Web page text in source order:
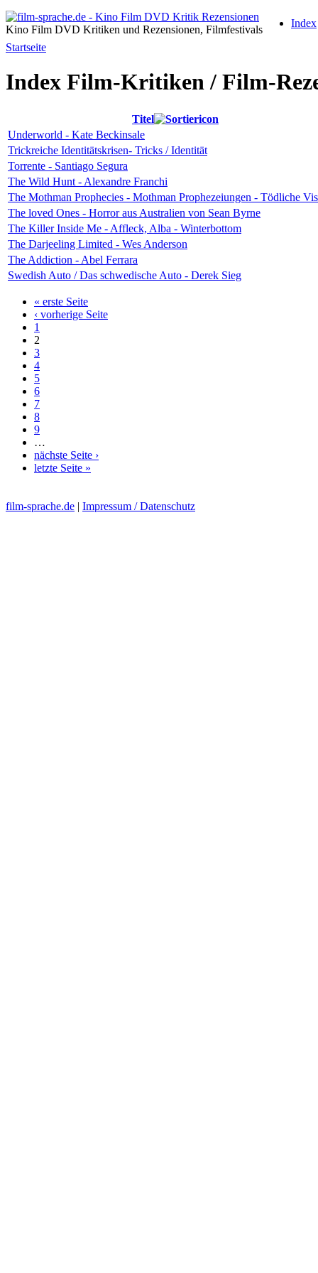
Kino Film DVD Kritiken und Rezensionen, Filmfestivals
Index
Startseite
Index Film-Kritiken / Film-
Titel
Underworld - Kate Beckinsale
Trickreiche Identitätskrisen- Tricks / Identität
Torrente - Santiago Segura
The Wild Hunt - Alexandre Franchi
The Mothman Prophecies - Mothman Prophezeiungen - Tödliche
The loved Ones - Horror aus Australien von Sean Byrne
The Killer Inside Me - Affleck, Alba - Winterbottom
The Darjeeling Limited - Wes Anderson
The Addiction - Abel Ferrara
Swedish Auto / Das schwedische Auto - Derek Sieg
« erste Seite
‹ vorherige Seite
1
2
3
4
5
6
7
8
9
…
nächste Seite ›
letzte Seite »
film-sprache.de | Impressum / Datenschutz